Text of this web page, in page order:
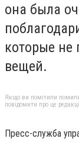
она была
которые
вещей.
Якщо ви помітили
повідомити про це
Пресс-служба